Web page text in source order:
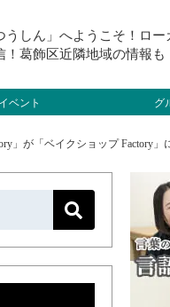
しん」へようこそ！ロー
葛飾区近隣地域の情報も
イベント グ
」が「ベイクショップ Factory